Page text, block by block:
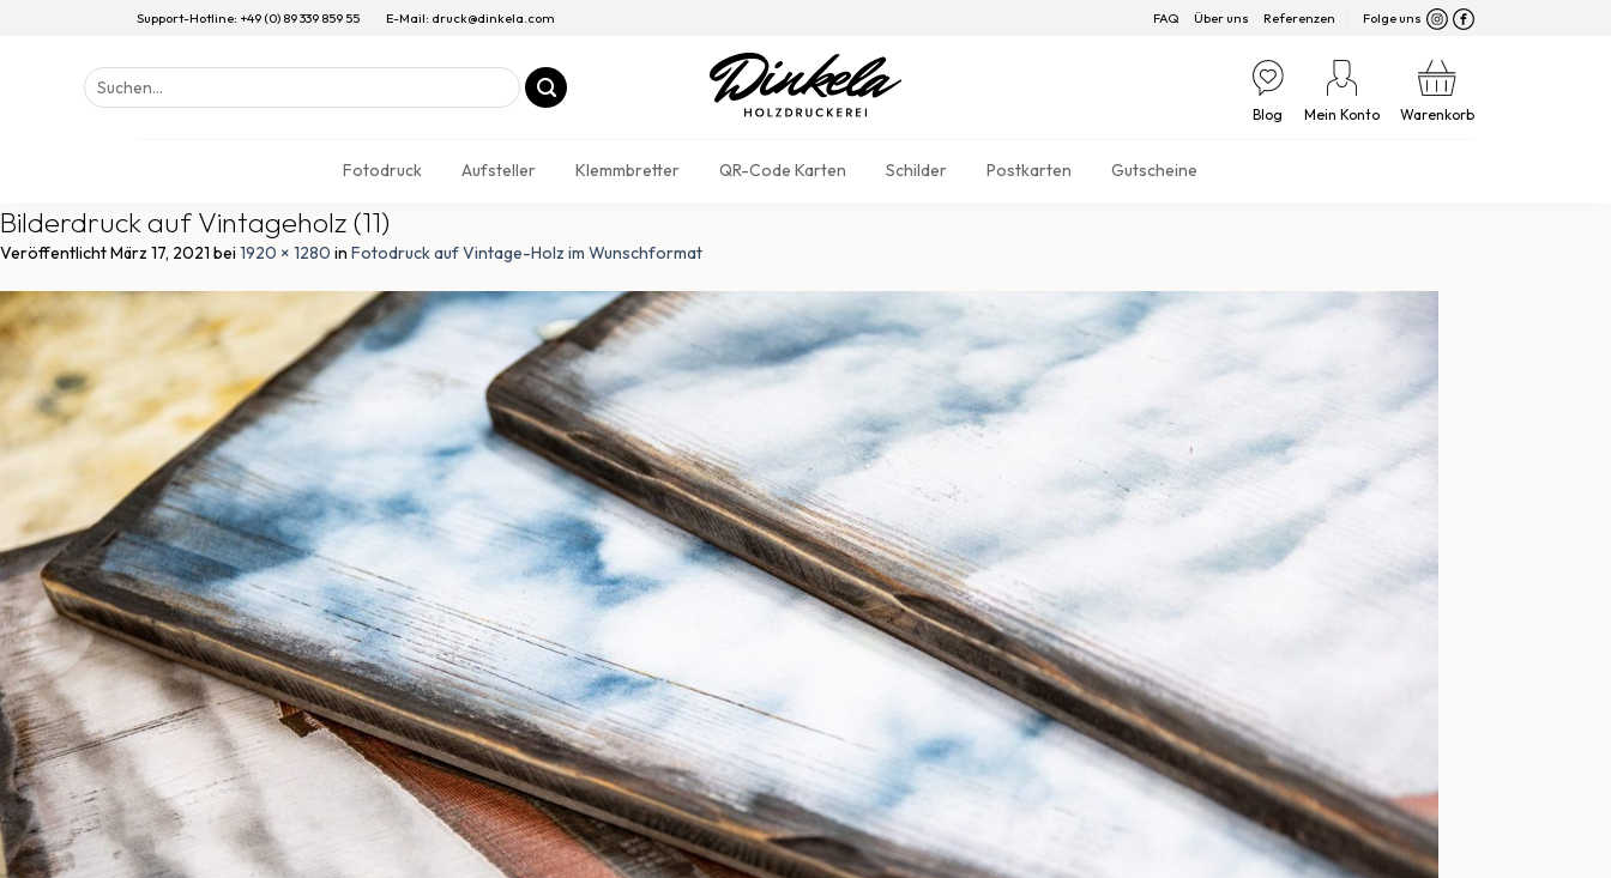
Support-Hotline: +49 (0) 89 339 859 55 E-Mail: druck@dinkela.com FAQ Über uns Referenzen Folge uns
Suchen
nach:
Blog Mein Konto Warenkorb
Fotodruck Aufsteller Klemmbretter QR-Code Karten Schilder Postkarten Gutscheine
Bilderdruck auf Vintageholz (11)
VeröffentlichtMärz 17, 2021 bei 1920 × 1280 in Fotodruck auf Vintage-Holz im Wunschformat